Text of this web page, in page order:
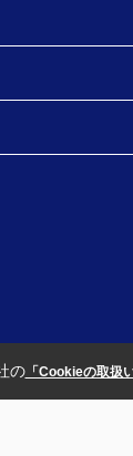
の「Cookieの取扱